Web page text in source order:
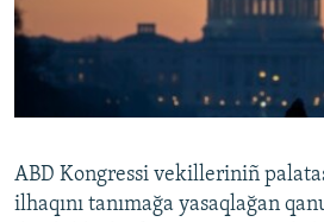
Русский
Українською
ABD Kongressi vekilleriniñ
ilhaqını tanımağa yasaqlağan